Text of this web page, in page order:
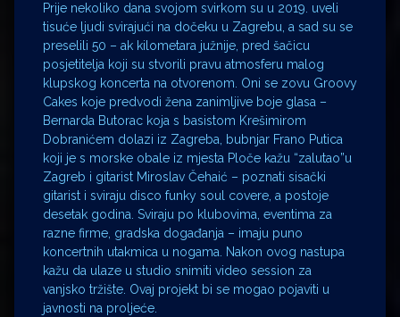
Prije nekoliko dana svojom svirkom su u 2019. uveli
tisuće ljudi svirajući na dočeku u Zagrebu, a sad su se
preselili 50 – ak kilometara južnije, pred šačicu
posjetitelja koji su stvorili pravu atmosferu malog
klupskog koncerta na otvorenom. Oni se zovu Groovy
Cakes koje predvodi žena zanimljive boje glasa –
Bernarda Butorac koja s basistom Krešimirom
Dobranićem dolazi iz Zagreba, bubnjar Frano Putica
koji je s morske obale iz mjesta Ploče kažu “zalutao”u
Zagreb i gitarist Miroslav Čehaić – poznati sisački
gitarist i sviraju disco funky soul covere, a postoje
desetak godina. Sviraju po klubovima, eventima za
razne firme, gradska događanja – imaju puno
koncertnih utakmica u nogama. Nakon ovog nastupa
kažu da ulaze u studio snimiti video session za
vanjsko tržište. Ovaj projekt bi se mogao pojaviti u
javnosti na proljeće.